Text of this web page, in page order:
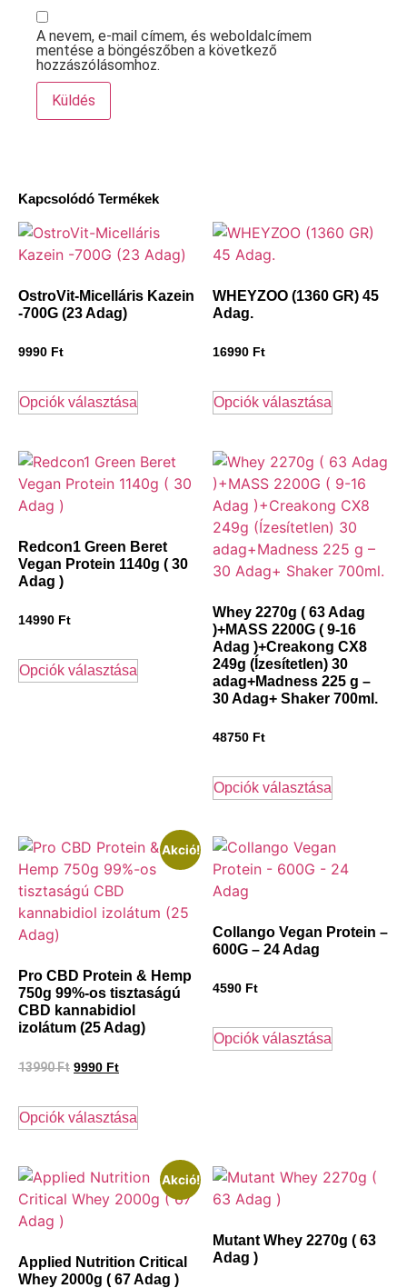
Kapcsolódó Termékek
OstroVit-Micelláris Kazein
-700G (23 Adag)
9990 Ft
Opciók választása
WHEYZOO (1360 GR) 45
Adag.
16990 Ft
Opciók választása
Redcon1 Green Beret
Vegan Protein 1140g ( 30
Adag )
14990 Ft
Opciók választása
Whey 2270g ( 63 Adag
)+MASS 2200G ( 9-16
Adag )+Creakong CX8
249g (Ízesítetlen) 30
adag+Madness 225 g –
30 Adag+ Shaker 700ml.
48750 Ft
Opciók választása
Akció!
Pro CBD Protein & Hemp
750g 99%-os tisztaságú
CBD kannabidiol
izolátum (25 Adag)
13990Ft 9990 Ft
Opciók választása
Collango Vegan Protein –
600G – 24 Adag
4590 Ft
Opciók választása
Akció!
Applied Nutrition Critical
Whey 2000g ( 67 Adag )
Mutant Whey 2270g ( 63
Adag )
A nevem, e-mail címem, és weboldalcímem
mentése a böngészőben a következő
hozzászólásomhoz.